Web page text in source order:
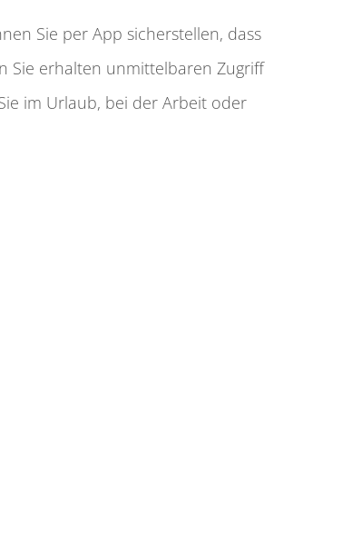
Sie per App sicher­stellen, dass
Sie erhalten unmittel­baren Zugriff
im Urlaub, bei der Arbeit oder